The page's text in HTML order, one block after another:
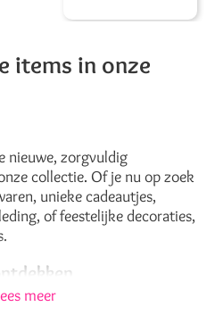
GIOIA's bent geweest!
items in onze
meer
nieuwe, zorgvuldig
collectie. Of je nu op zoek
unieke cadeautjes,
of feestelijke decoraties,